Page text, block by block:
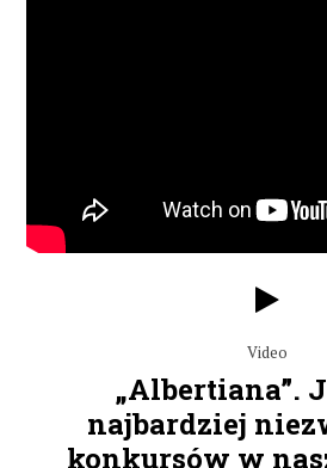
Video
„Albertiana”.
najbardziej
konkursów w